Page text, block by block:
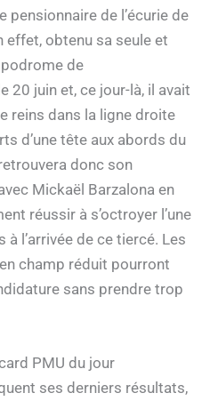
pensionnaire de l’écurie de
effet, obtenu sa seule et
de
20 juin et, ce jour-là, il avait
reins dans la ligne droite
d’une tête aux abords du
donc son
Mickaël Barzalona en
réussir à s’octroyer l’une
l’arrivée de ce tiercé. Les
champ réduit pourront
sans prendre trop
PMU du jour
ses derniers résultats,